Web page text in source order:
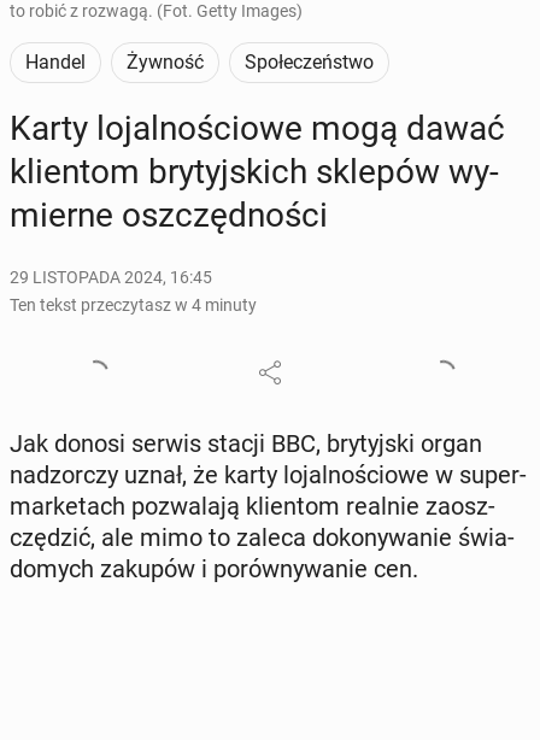
to robić z rozwagą. (Fot. Getty Images)
Handel Żywność Społeczeństwo
Karty lo­jal­no­ścio­we mogą dawać
klien­tom bry­tyj­skich sklepów wy­
mier­ne oszczęd­no­ści
29 LISTOPADA 2024, 16:45
Ten tekst przeczytasz w 4 minuty
Jak donosi serwis stacji BBC, bry­tyj­ski organ
nad­zor­czy uznał, że karty lo­jal­no­ścio­we w su­per­
mar­ke­tach po­zwa­la­ją klien­tom realnie za­osz­
czę­dzić, ale mimo to zaleca do­ko­ny­wa­nie świa­
do­mych zakupów i po­rów­ny­wa­nie cen.